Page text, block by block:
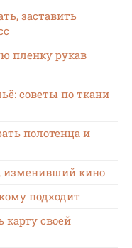
заставить
пленку рукав
советы по ткани
полотенца и
изменивший кино
подходит
своей